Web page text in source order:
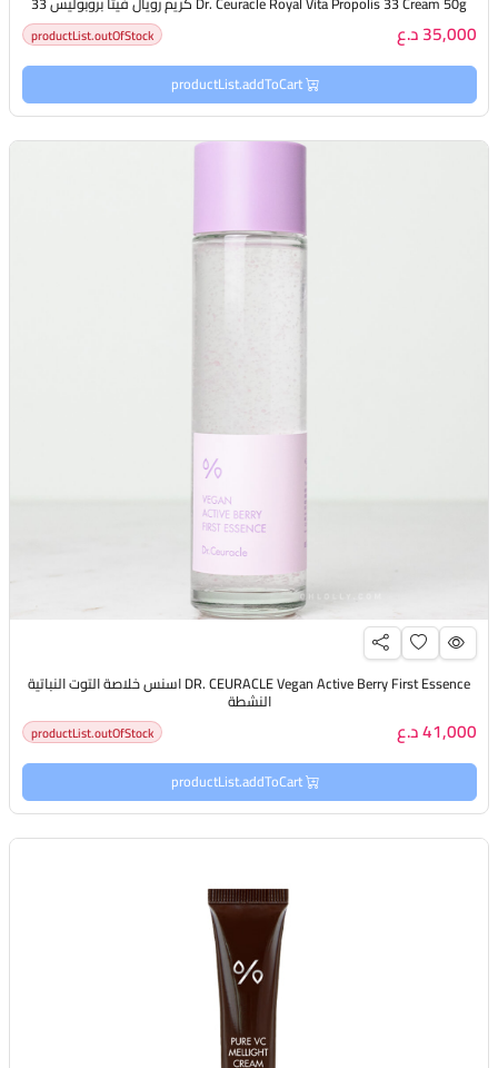
35,000 د.ع productList.outOfStock
productList.addToCart
DR. CEURACLE Vegan Active Berry First Essence اسنس خلاصة التوت النباتية
النشطة
41,000 د.ع productList.outOfStock
productList.addToCart